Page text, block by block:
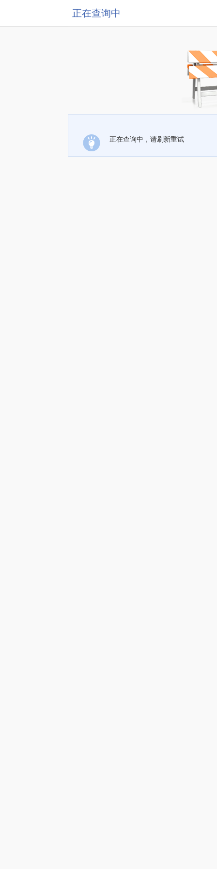
正在查询中
正在查询中，请刷新重试